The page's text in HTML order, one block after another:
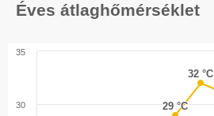
Éves átlaghőmérséklet
29 °C
29 °C
32 °C
32 °C
30
35